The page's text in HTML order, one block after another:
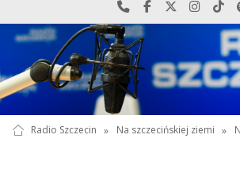
Najlepiej po prostu do
Odwiedź nas na
Odwiedź
Radio Szczecin » Na szczecińskiej ziemi »